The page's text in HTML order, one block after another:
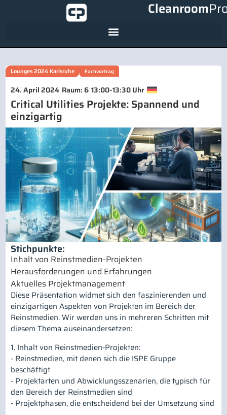
Cleanroom
Lounges 2024 Karlsruhe Fachvortrag
24. April 2024 Raum: 6 13:00-13:30 Uhr
Critical Utilities Projekte: Spannend und
einzigartig
Stichpunkte:
Inhalt von Reinstmedien-Projekten
Herausforderungen und Erfahrungen
Aktuelles Projektmanagement
Diese Präsentation widmet sich den faszinierenden und
einzigartigen Aspekten von Projekten im Bereich der
Reinstmedien. Wir werden uns in mehreren Schritten mit
diesem Thema auseinandersetzen:
1. Inhalt von Reinstmedien-Projekten:
- Reinstmedien, mit denen sich die ISPE Gruppe
beschäftigt
- Projektarten und Abwicklungsszenarien, die typisch für
den Bereich der Reinstmedien sind
- Projektphasen, die entscheidend bei der Umsetzung sind